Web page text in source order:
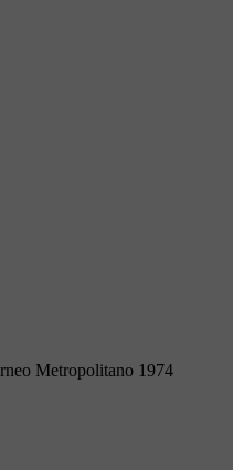
Metropolitano 1974